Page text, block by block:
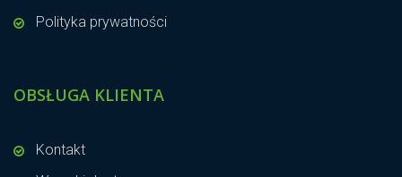
Polityka prywatności
OBSŁUGA KLIENTA
Kontakt